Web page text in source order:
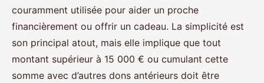
couramment utilisée pour aider un proche
financièrement ou offrir un cadeau. La simplicité est
son principal atout, mais elle implique que tout
montant supérieur à 15 000 € ou cumulant cette
somme avec d’autres dons antérieurs doit être